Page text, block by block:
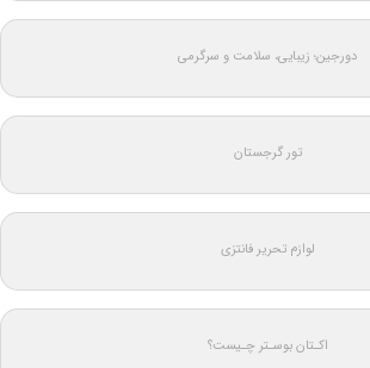
دورجین؛ زیبایی، سلامت و سرگرمی
تور گرجستان
لوازم تحریر فانتزی
اکـتان بوسـتر چـیست؟